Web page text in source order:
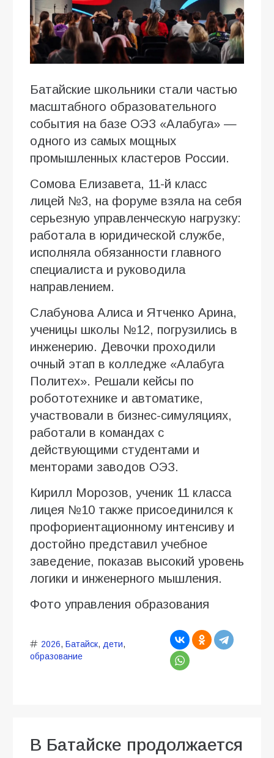
Батайские школьники стали частью
масштабного образовательного
события на базе ОЭЗ «Алабуга» —
одного из самых мощных
промышленных кластеров России.
Сомова Елизавета, 11-й класс
лицей №3, на форуме взяла на себя
серьезную управленческую нагрузку:
работала в юридической службе,
исполняла обязанности главного
специалиста и руководила
направлением.
Слабунова Алиса и Ятченко Арина,
ученицы школы №12, погрузились в
инженерию. Девочки проходили
очный этап в колледже «Алабуга
Политех». Решали кейсы по
робототехнике и автоматике,
участвовали в бизнес-симуляциях,
работали в командах с
действующими студентами и
менторами заводов ОЭЗ.
Кирилл Морозов, ученик 11 класса
лицея №10 также присоединился к
профориентационному интенсиву и
достойно представил учебное
заведение, показав высокий уровень
логики и инженерного мышления.
Фото управления образования
2026, Батайск, дети,
образование
В Батайске продолжается